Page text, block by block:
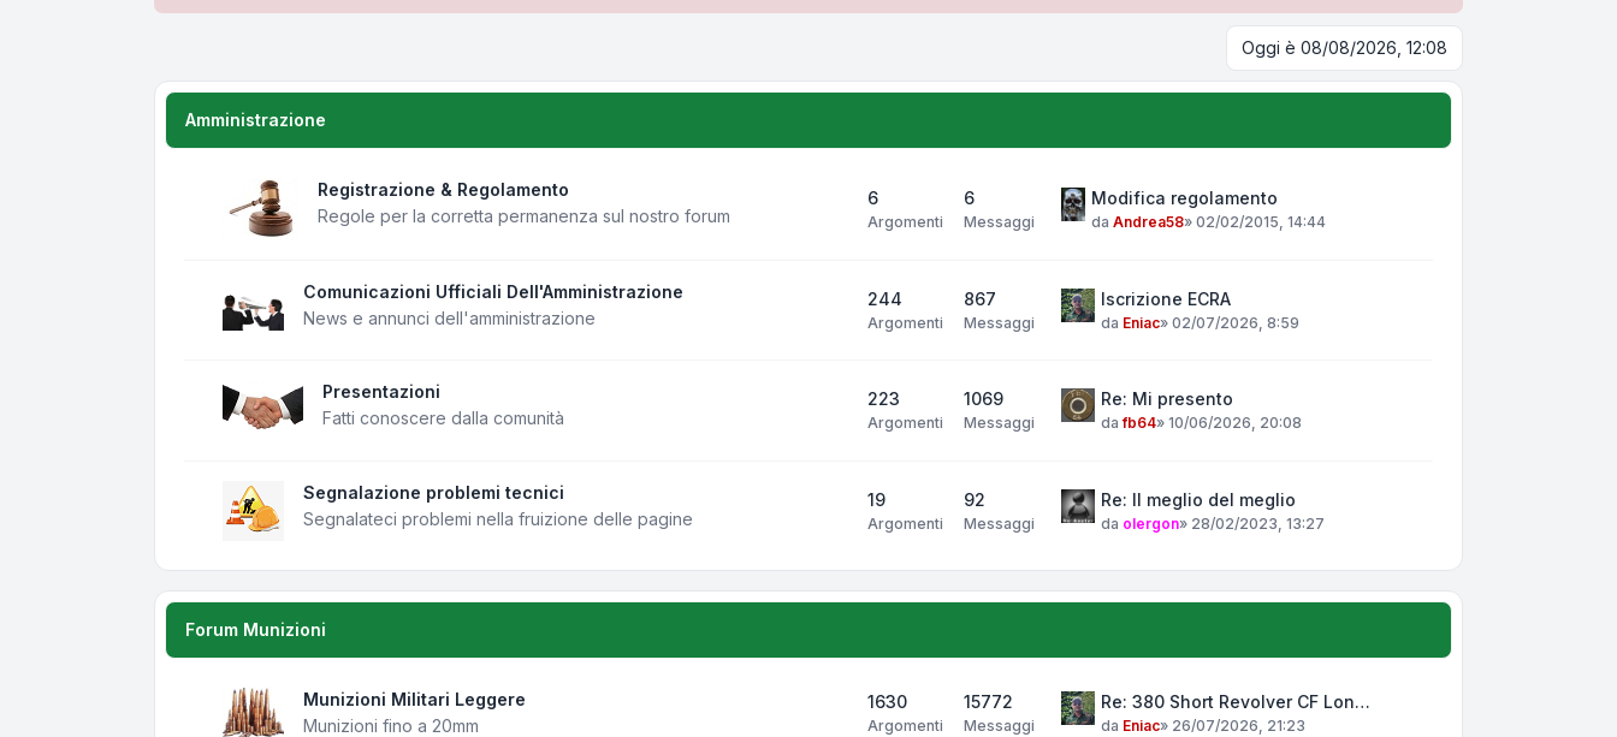
Oggi è 08/08/2026, 12:08
Amministrazione
Registrazione & Regolamento
Regole per la corretta permanenza sul nostro forum
6
Argomenti
6
Messaggi
Modifica regolamento
da Andrea58» 02/02/2015, 14:44
Comunicazioni Ufficiali Dell'Amministrazione
News e annunci dell'amministrazione
244
Argomenti
867
Messaggi
Iscrizione ECRA
da Eniac» 02/07/2026, 8:59
Presentazioni
Fatti conoscere dalla comunità
223
Argomenti
1069
Messaggi
Re: Mi presento
dafb64» 10/06/2026, 20:08
Segnalazione problemi tecnici
Segnalateci problemi nella fruizione delle pagine
19
Argomenti
92
Messaggi
Re: Il meglio del meglio
da olergon» 28/02/2023, 13:27
Forum Munizioni
Munizioni Militari Leggere
Munizioni fino a 20mm
1630
Argomenti
15772
Messaggi
Re: 380 Short Revolver CF Lon…
da Eniac» 26/07/2026, 21:23